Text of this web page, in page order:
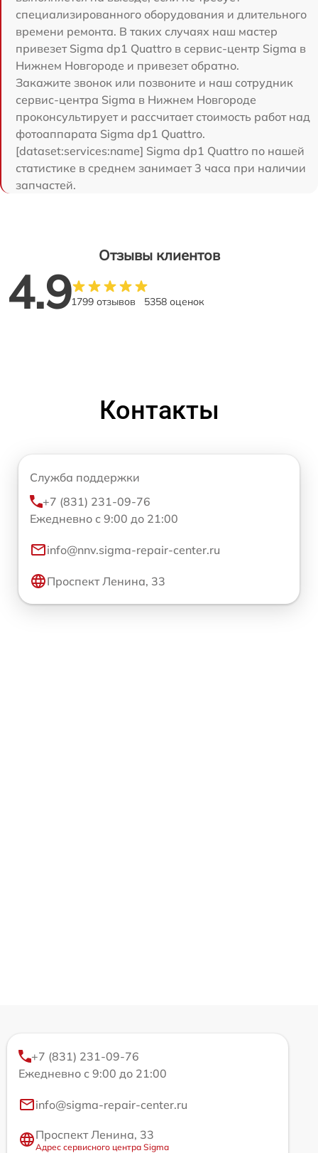
специализированного оборудования и длительного
времени ремонта. В таких случаях наш мастер
привезет Sigma dp1 Quattro в сервис-центр Sigma в
Нижнем Новгороде и привезет обратно.
Закажите звонок или позвоните и наш сотрудник
сервис-центра Sigma в Нижнем Новгороде
проконсультирует и рассчитает стоимость работ над
фотоаппарата Sigma dp1 Quattro.
[dataset:services:name] Sigma dp1 Quattro по нашей
статистике в среднем занимает 3 часа при наличии
запчастей.
Отзывы клиентов
4.91799 отзывов 5358 оценок
Контакты
Служба поддержки
+7 (831) 231-09-76
Ежедневно с 9:00 до 21:00
info@nnv.sigma-repair-center.ru
Проспект Ленина, 33
+7 (831) 231-09-76
Ежедневно с 9:00 до 21:00
info@sigma-repair-center.ru
Проспект Ленина, 33
Адрес сервисного центра Sigma